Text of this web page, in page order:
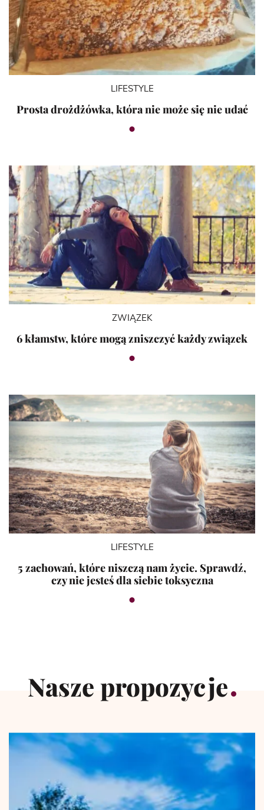
LIFESTYLE
Prosta drożdżówka, która nie może się nie udać
ZWIĄZEK
6 kłamstw, które mogą zniszczyć każdy związek
LIFESTYLE
5 zachowań, które niszczą nam życie. Sprawdź,
czy nie jesteś dla siebie toksyczna
Nasze propozycje